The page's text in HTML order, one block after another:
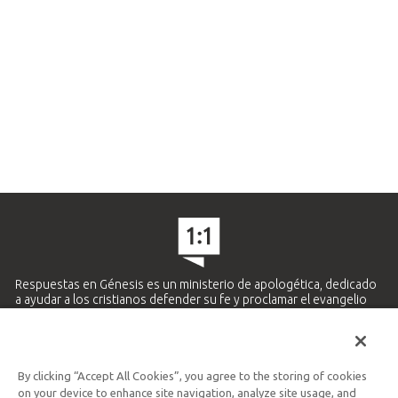
Respuestas en Génesis es un ministerio de apologética, dedicado
a ayudar a los cristianos defender su fe y proclamar el evangelio
Ministerio Hispano y Latinoamericano
By clicking “Accept All Cookies”, you agree to the storing of cookies
on your device to enhance site navigation, analyze site usage, and